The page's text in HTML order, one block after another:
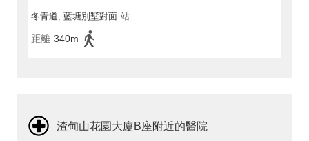
冬青道, 藍塘別墅對面 站
距離 340m
渣甸山花園大廈B座附近的醫院